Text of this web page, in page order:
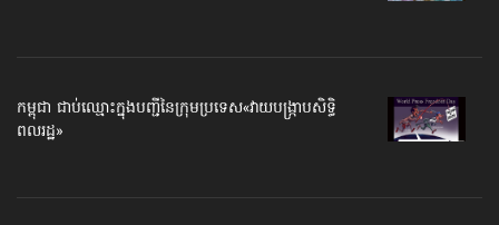
កម្ពុជា ជាប់ឈ្មោះ​​ក្នុងបញ្ជី​​នៃក្រុមប្រទេស​«វាយបង្ក្រាប​សិទ្ធិ
ពលរដ្ឋ»